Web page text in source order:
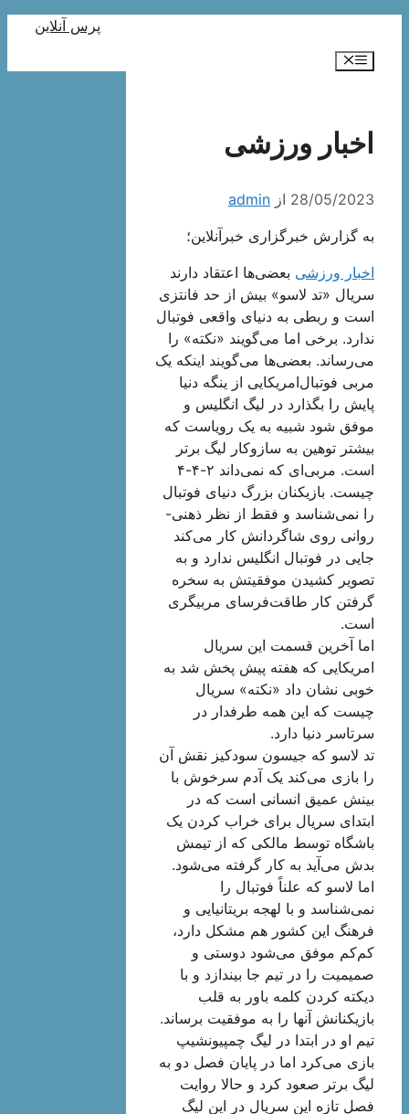
پرس آنلاین
فهرست
اخبار ورزشی
28/05/2023 از admin
به گزارش خبرگزاری خبرآنلاین؛
اخبار ورزشی بعضی‌ها اعتقاد دارند
سریال «تد لاسو» بیش از حد فانتزی
است و ربطی به دنیای واقعی فوتبال
ندارد. برخی اما می‌گویند «نکته» را
می‌رساند. بعضی‌ها می‌گویند اینکه یک
مربی فوتبال‌امریکایی از ینگه‌ دنیا
پایش را بگذارد در لیگ انگلیس و
موفق شود شبیه به یک رویاست که
بیشتر توهین به سازوکار لیگ برتر
است. مربی‌ای که نمی‌داند ۲-۴-۴
چیست. بازیکنان بزرگ دنیای فوتبال
را نمی‌شناسد و فقط از نظر ذهنی-
روانی روی شاگردانش کار می‌کند
جایی در فوتبال انگلیس ندارد و به
تصویر کشیدن موفقیتش به سخره
گرفتن کار طاقت‌فرسای مربیگری
است.
اما آخرین قسمت این سریال
امریکایی که هفته پیش پخش شد به
خوبی نشان داد «نکته» سریال
چیست که این همه طرفدار در
سرتاسر دنیا دارد.
تد لاسو که جیسون سودکیز نقش آن
را بازی می‌کند یک آدم سرخوش با
بینش عمیق انسانی‌ است که در
ابتدای سریال برای خراب کردن یک
باشگاه توسط مالکی که از تیمش
بدش می‌آید به کار گرفته می‌شود.
اما لاسو که علناً فوتبال را
نمی‌شناسد و با لهجه بریتانیایی و
فرهنگ این کشور هم مشکل دارد،
کم‌کم موفق می‌شود دوستی و
صمیمیت را در تیم جا بیندازد و با
دیکته کردن کلمه باور به قلب
بازیکنانش آنها را به موفقیت برساند.
تیم او در ابتدا در لیگ چمپیونشیپ
بازی می‌کرد اما در پایان فصل دو به
لیگ برتر صعود کرد و حالا روایت
فصل تازه این سریال در این لیگ